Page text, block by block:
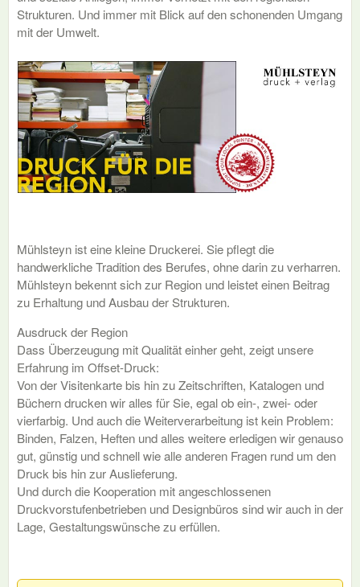
Strukturen. Und immer mit Blick auf den schonenden Umgang
mit der Umwelt.
Mühlsteyn ist eine kleine Druckerei. Sie pflegt die
handwerkliche Tradition des Berufes, ohne darin zu verharren.
Mühlsteyn bekennt sich zur Region und leistet einen Beitrag
zu Erhaltung und Ausbau der Strukturen.
Ausdruck der Region
Dass Überzeugung mit Qualität einher geht, zeigt unsere
Erfahrung im Offset-Druck:
Von der Visitenkarte bis hin zu Zeitschriften, Katalogen und
Büchern drucken wir alles für Sie, egal ob ein-, zwei- oder
vierfarbig. Und auch die Weiterverarbeitung ist kein Problem:
Binden, Falzen, Heften und alles weitere erledigen wir genauso
gut, günstig und schnell wie alle anderen Fragen rund um den
Druck bis hin zur Auslieferung.
Und durch die Kooperation mit angeschlossenen
Druckvorstufenbetrieben und Designbüros sind wir auch in der
Lage, Gestaltungswünsche zu erfüllen.